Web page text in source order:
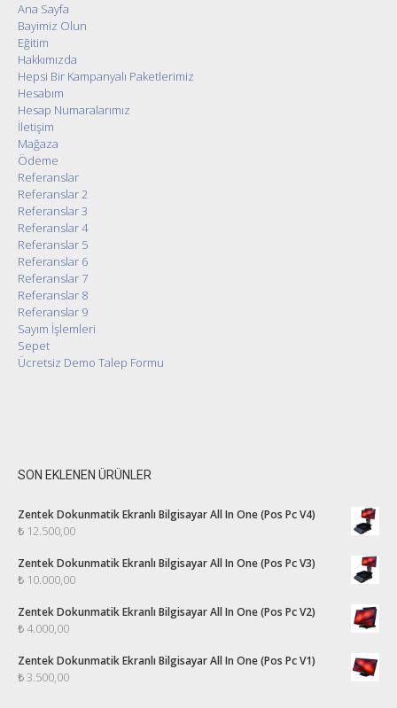
Ana Sayfa
Bayimiz Olun
Eğitim
Hakkımızda
Hepsi Bir Kampanyalı Paketlerimiz
Hesabım
Hesap Numaralarımız
İletişim
Mağaza
Ödeme
Referanslar
Referanslar 2
Referanslar 3
Referanslar 4
Referanslar 5
Referanslar 6
Referanslar 7
Referanslar 8
Referanslar 9
Sayım İşlemleri
Sepet
Ücretsiz Demo Talep Formu
SON EKLENEN ÜRÜNLER
Zentek Dokunmatik Ekranlı Bilgisayar All In One (Pos Pc V4)
₺ 12.500,00
Zentek Dokunmatik Ekranlı Bilgisayar All In One (Pos Pc V3)
₺ 10.000,00
Zentek Dokunmatik Ekranlı Bilgisayar All In One (Pos Pc V2)
₺4.000,00
Zentek Dokunmatik Ekranlı Bilgisayar All In One (Pos Pc V1)
₺3.500,00